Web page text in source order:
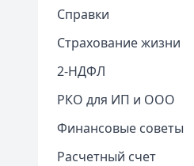
Справки
Страхование жизни
2-НДФЛ
РКО для ИП и ООО
Финансовые советы
Расчетный счет